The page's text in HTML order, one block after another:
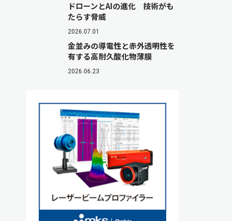
ドローンとAIの進化 技術がも
たらす脅威
2026.07.01
金並みの導電性と赤外透明性を
有する高耐久酸化物薄膜
2026.06.23